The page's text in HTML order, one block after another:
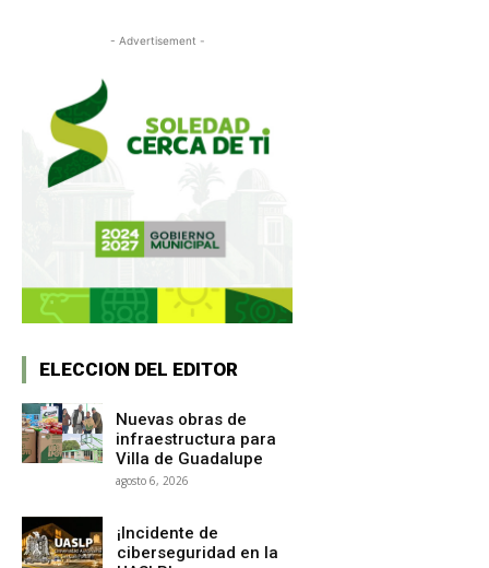
- Advertisement -
ELECCION DEL EDITOR
Nuevas obras de
infraestructura para
Villa de Guadalupe
agosto 6, 2026
¡Incidente de
ciberseguridad en la